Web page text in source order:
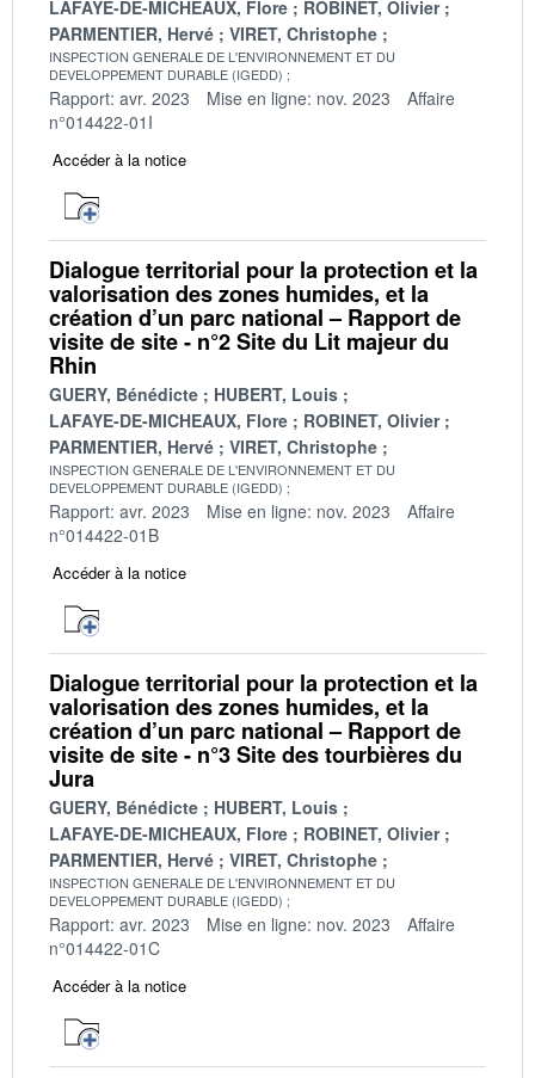
LAFAYE-DE-MICHEAUX, Flore
ROBINET, Olivier
PARMENTIER, Hervé
VIRET, Christophe
INSPECTION GENERALE DE L'ENVIRONNEMENT ET DU
DEVELOPPEMENT DURABLE (IGEDD)
Rapport: avr. 2023 Mise en ligne: nov. 2023
Affaire
n°014422-01I
Accéder à la notice
Dialogue territorial pour la protection et la
valorisation des zones humides, et la
création d’un parc national – Rapport de
visite de site - n°2 Site du Lit majeur du
Rhin
GUERY, Bénédicte
HUBERT, Louis
LAFAYE-DE-MICHEAUX, Flore
ROBINET, Olivier
PARMENTIER, Hervé
VIRET, Christophe
INSPECTION GENERALE DE L'ENVIRONNEMENT ET DU
DEVELOPPEMENT DURABLE (IGEDD)
Rapport: avr. 2023 Mise en ligne: nov. 2023
Affaire
n°014422-01B
Accéder à la notice
Dialogue territorial pour la protection et la
valorisation des zones humides, et la
création d’un parc national – Rapport de
visite de site - n°3 Site des tourbières du
Jura
GUERY, Bénédicte
HUBERT, Louis
LAFAYE-DE-MICHEAUX, Flore
ROBINET, Olivier
PARMENTIER, Hervé
VIRET, Christophe
INSPECTION GENERALE DE L'ENVIRONNEMENT ET DU
DEVELOPPEMENT DURABLE (IGEDD)
Rapport: avr. 2023 Mise en ligne: nov. 2023
Affaire
n°014422-01C
Accéder à la notice